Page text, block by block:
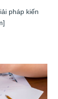
pháp kiến